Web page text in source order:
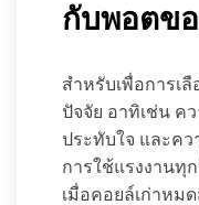
กับพอตข
สำหรับเพื่อการเ
ปัจจัย อาทิเช่น ค
ประทับใจ และค
การใช้แรงงานทุ
เมื่อคอยล์เก่าหม